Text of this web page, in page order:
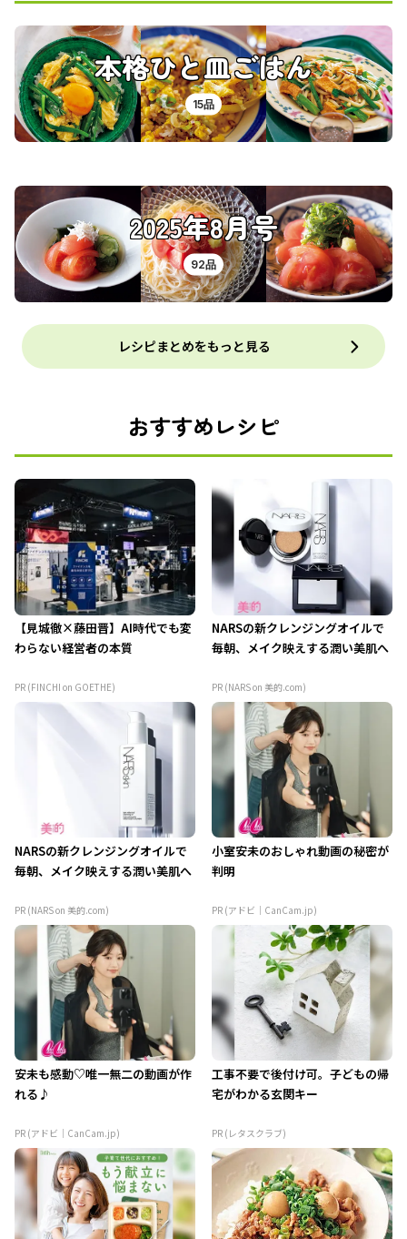
本格ひと皿ごはん
15品
2025年8月号
92品
レシピまとめをもっと見る
おすすめレシピ
【見城徹×藤田晋】AI時代でも変
わらない経営者の本質
PR (FINCHI on GOETHE)
NARSの新クレンジングオイルで
毎朝、メイク映えする潤い美肌へ
PR (NARS on 美的.com)
NARSの新クレンジングオイルで
毎朝、メイク映えする潤い美肌へ
PR (NARS on 美的.com)
小室安未のおしゃれ動画の秘密が
判明
PR (アドビ｜CanCam.jp)
安未も感動♡唯一無二の動画が作
れる♪
PR (アドビ｜CanCam.jp)
工事不要で後付け可。子どもの帰
宅がわかる玄関キー
PR (レタスクラブ)